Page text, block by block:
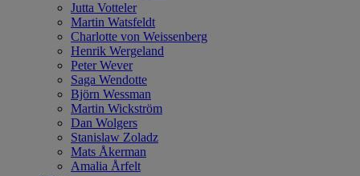
Jutta Votteler
Martin Watsfeldt
Charlotte von Weissenberg
Henrik Wergeland
Peter Wever
Saga Wendotte
Björn Wessman
Martin Wickström
Dan Wolgers
Stanislaw Zoladz
Mats Åkerman
Amalia Årfelt